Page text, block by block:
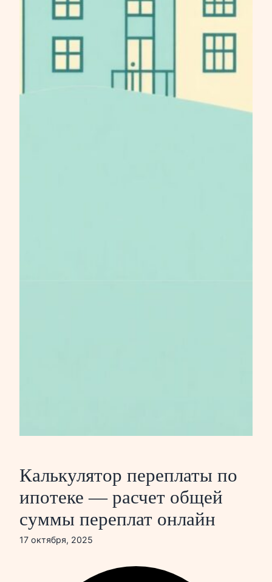
Калькулятор переплаты по
ипотеке — расчет общей
суммы переплат онлайн
17 октября, 2025